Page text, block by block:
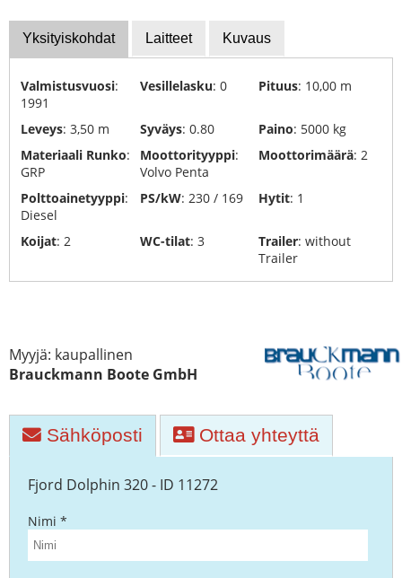
Vakuutukset
Yachtin
kierrätys
hävittäminen
Yacht
kuljetukset
Telakka
Yksityiskohdat Laitteet Kuvaus
Valmistusvuosi:
1991
Vesillelasku: 0 Pituus: 10,00 m
Leveys: 3,50 m Syväys: 0.80 Paino: 5000 kg
Materiaali Runko:
GRP
Moottorityyppi:
Volvo Penta
Moottorimäärä: 2
Polttoainetyyppi:
Diesel
PS/kW: 230 / 169 Hytit: 1
Koijat: 2 WC-tilat: 3 Trailer: without
Trailer
Myyjä: kaupallinen
Brauckmann Boote GmbH
Sähköposti Ottaa yhteyttä
Fjord Dolphin 320 - ID 11272
Nimi *